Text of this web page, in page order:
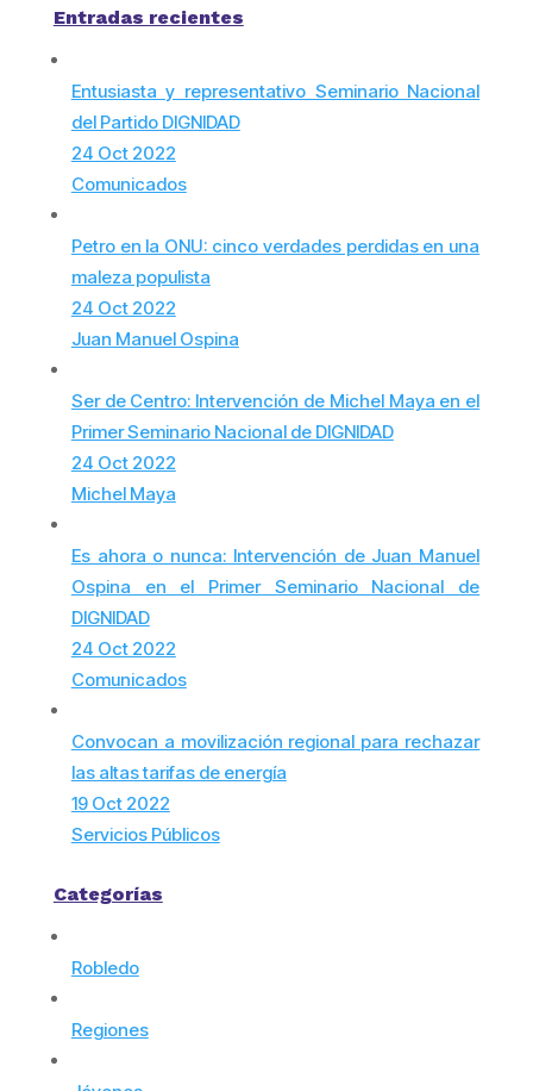
Entradas recientes
Entusiasta y representativo Seminario Nacional
del Partido DIGNIDAD
24 Oct 2022
Comunicados
Petro en la ONU: cinco verdades perdidas en una
maleza populista
24 Oct 2022
Juan Manuel Ospina
Ser de Centro: Intervención de Michel Maya en el
Primer Seminario Nacional de DIGNIDAD
24 Oct 2022
Michel Maya
Es ahora o nunca: Intervención de Juan Manuel
Ospina en el Primer Seminario Nacional de
DIGNIDAD
24 Oct 2022
Comunicados
Convocan a movilización regional para rechazar
las altas tarifas de energía
19 Oct 2022
Servicios Públicos
Categorías
Robledo
Regiones